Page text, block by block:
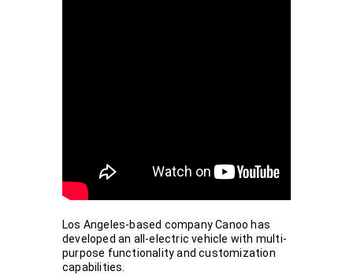
Los Angeles-based company Canoo has
developed an all-electric vehicle with multi-
purpose functionality and customization
capabilities.